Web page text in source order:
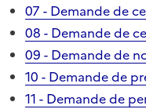
07 - Demande de
08 - Demande de
09 - Demande de
10 - Demande de
11 - Demande de